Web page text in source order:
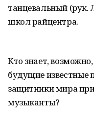
танцевальный (рук.
школ райцентра.
Кто знает,
будущие известные
защитники мира
музыканты?